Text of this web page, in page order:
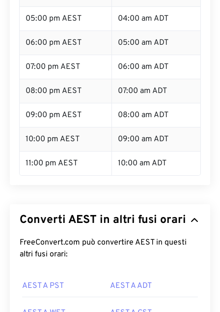
05:00 pm AEST 04:00 am ADT
06:00 pm AEST 05:00 am ADT
07:00 pm AEST 06:00 am ADT
08:00 pm AEST 07:00 am ADT
09:00 pm AEST 08:00 am ADT
10:00 pm AEST 09:00 am ADT
11:00 pm AEST 10:00 am ADT
Converti AEST in altri fusi orari
FreeConvert.com può convertire AEST in questi
altri fusi orari:
AEST A PST AEST A ADT